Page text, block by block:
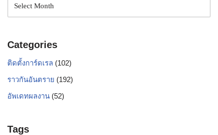
Categories
ติดตั้งการ์ดเรล (102)
ราวกันอันตราย (192)
อัพเดทผลงาน (52)
Tags